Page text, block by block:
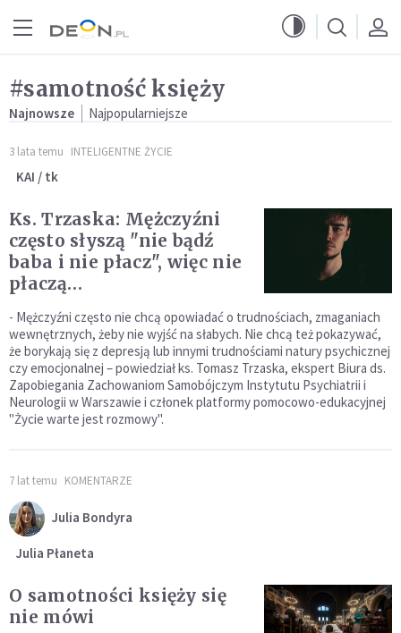
#samotność księży
Najnowsze Najpopularniejsze
3 lata temu INTELIGENTNE ŻYCIE
KAI / tk
Ks. Trzaska: Mężczyźni
często słyszą "nie bądź
baba i nie płacz", więc nie
płaczą…
- Mężczyźni często nie chcą opowiadać o trudnościach, zmaganiach
wewnętrznych, żeby nie wyjść na słabych. Nie chcą też pokazywać,
że borykają się z depresją lub innymi trudnościami natury psychicznej
czy emocjonalnej – powiedział ks. Tomasz Trzaska, ekspert Biura ds.
Zapobiegania Zachowaniom Samobójczym Instytutu Psychiatrii i
Neurologii w Warszawie i członek platformy pomocowo-edukacyjnej
"Życie warte jest rozmowy".
7 lat temu KOMENTARZE
Julia Bondyra
Julia Płaneta
O samotności księży się
nie mówi